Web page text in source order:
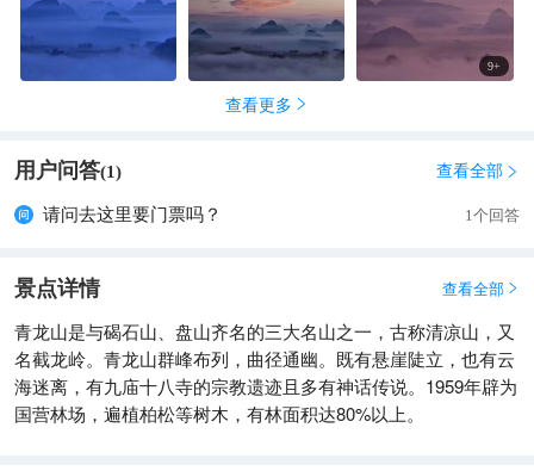
9+
查看更多 
用户问答(1) 查看全部 
请问去这里要门票吗？ 1个回答
景点详情 查看全部 
青龙山是与碣石山、盘山齐名的三大名山之一，古称清凉山，又
名截龙岭。青龙山群峰布列，曲径通幽。既有悬崖陡立，也有云
海迷离，有九庙十八寺的宗教遗迹且多有神话传说。1959年辟为
国营林场，遍植柏松等树木，有林面积达80%以上。